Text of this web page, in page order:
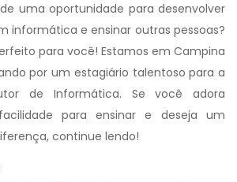
uma oportunidade para desenvolver
informática e ensinar outras pessoas?
para você! Estamos em Campina
por um estagiário talentoso para a
de Informática. Se você adora
para ensinar e deseja um
continue lendo!